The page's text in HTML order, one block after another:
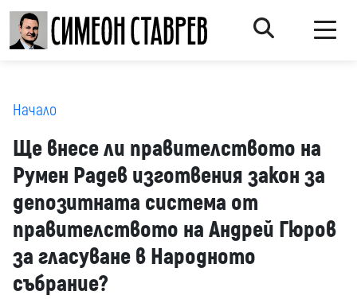
Начало
Ще внесе ли правителството на
Румен Радев изготвения закон за
депозитната система от
правителството на Андрей Гюров
за гласуване в Народното
събрание?